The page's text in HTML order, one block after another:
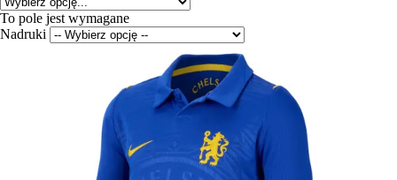
To pole jest wymagane
Nadruki